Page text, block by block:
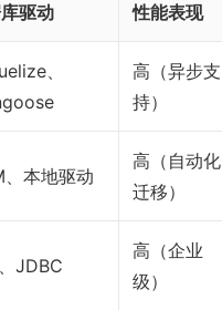
驱动 性能表现
、
高（异步支
持）
、本地驱动
高（自动化
迁移）
JDBC
高（企业
级）